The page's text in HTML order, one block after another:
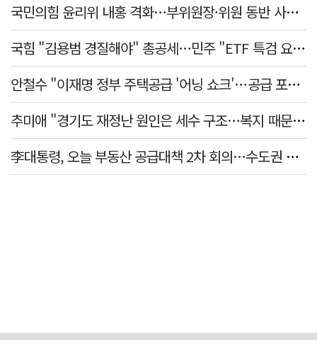
국민의힘 윤리위 내홍 격화…부위원장·위원 동반 사퇴 선언
국힘 "김용범 경질해야" 총공세…민주 "ETF 특검 요구는 마타도어"
안철수 "이재명 정부 주택공급 '어닝 쇼크'…공급 포기한 대통령"
추미애 "경기도 재정난 원인은 세수 구조…복지 때문 아냐"
李대통령, 오늘 부동산 공급대책 2차 회의…수도권 공급안 논의